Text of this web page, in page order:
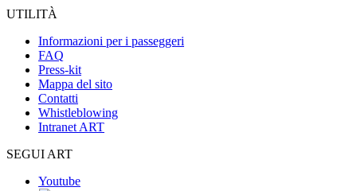
UTILITÀ
Informazioni per i passeggeri
FAQ
Press-kit
Mappa del sito
Contatti
Whistleblowing
Intranet ART
SEGUI ART
Youtube